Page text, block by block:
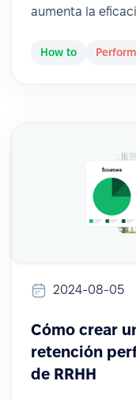
aumenta la
How to
2024-08-05
Cómo crear
retención
de RRHH